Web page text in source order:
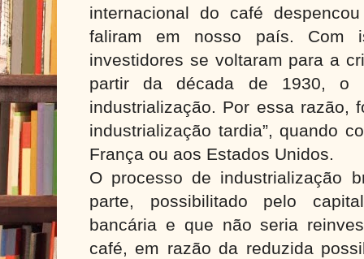
internacional do café
faliram em nosso país. Com
investidores se voltaram para a
partir da década de 1930, o
industrialização. Por essa razão,
industrialização tardia”, quando
França ou aos Estados Unidos.
O processo de industrialização
parte, possibilitado pelo
bancária e que não seria
café, em razão da reduzida